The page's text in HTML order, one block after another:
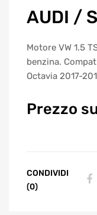
AUDI /
Motore VW 1.5
benzina.
Octavia 2017-
Prezzo
CONDIVIDI
(0)